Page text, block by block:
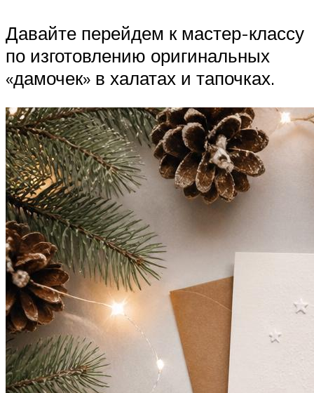
Давайте перейдем к мастер-классу
по изготовлению оригинальных
«дамочек» в халатах и тапочках.